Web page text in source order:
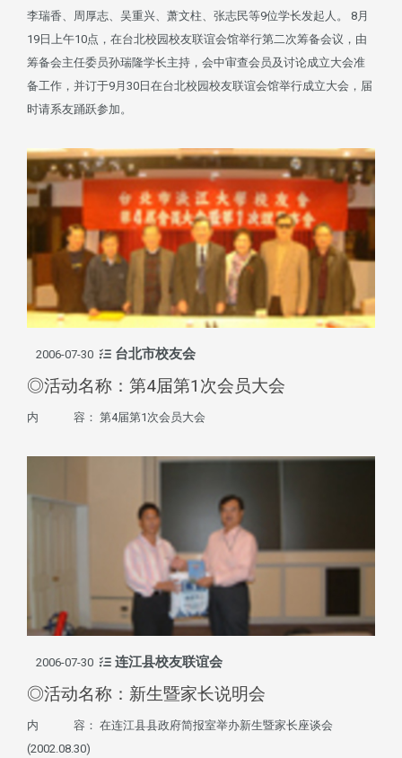
李瑞香、周厚志、吴重兴、萧文柱、张志民等9位学长发起人。 8月
19日上午10点，在台北校园校友联谊会馆举行第二次筹备会议，由
筹备会主任委员孙瑞隆学长主持，会中审查会员及讨论成立大会准
备工作，并订于9月30日在台北校园校友联谊会馆举行成立大会，届
时请系友踊跃参加。
2006-07-30 台北市校友会
◎活动名称：第4届第1次会员大会
内 容： 第4届第1次会员大会
2006-07-30 连江县校友联谊会
◎活动名称：新生暨家长说明会
内 容： 在连江县县政府简报室举办新生暨家长座谈会
(2002.08.30)